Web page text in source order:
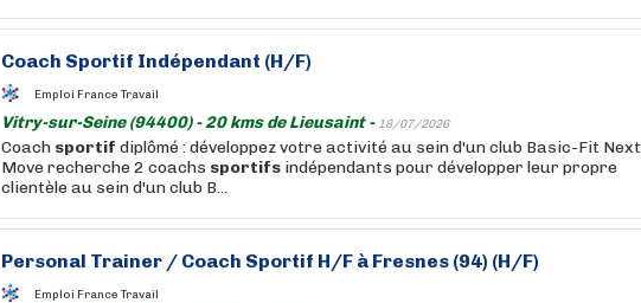
Coach Sportif Indépendant (H/F)
Emploi France Travail
Vitry-sur-Seine (94400) - 20 kms de Lieusaint - 18/07/2026
Coach sportif diplômé : développez votre activité au sein d'un club Basic-Fit Next
Move recherche 2 coachs sportifs indépendants pour développer leur propre
clientèle au sein d'un club B...
Personal Trainer / Coach Sportif H/F à Fresnes (94) (H/F)
Emploi France Travail